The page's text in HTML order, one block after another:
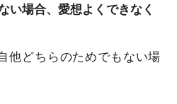
い場合、愛想よくできなく
他どちらのためでもない場